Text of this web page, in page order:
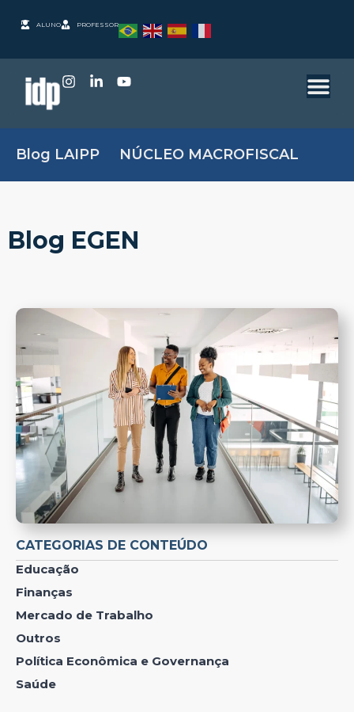
ALUNO PROFESSOR
Blog LAIPP NÚCLEO MACROFISCAL
Blog EGEN
CATEGORIAS DE CONTEÚDO
Educação
Finanças
Mercado de Trabalho
Outros
Política Econômica e Governança
Saúde